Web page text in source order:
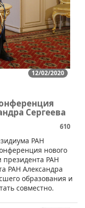
12/02/2020
Сергеева
610
РАН
нового
РАН
РАН Александра
образования и
совместно.